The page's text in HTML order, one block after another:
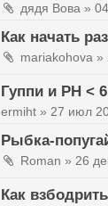
дядя Вова »
Как начать
mariakohova »
Гуппи и PH <
ermiht » 27 июл
Рыбка-
Roman » 26
Как